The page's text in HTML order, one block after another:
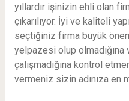
yıllardır işinizin ehli olan
çıkarılıyor. İyi ve kaliteli
seçtiğiniz firma büyük
yelpazesi olup
çalışmadığına kontrol
vermeniz sizin adınıza en